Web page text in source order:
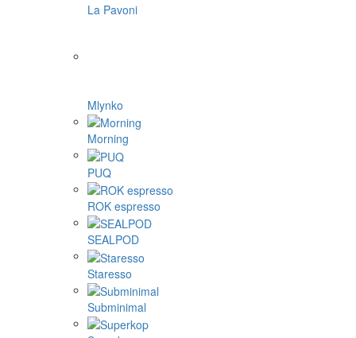
La Pavoni
Mlynko
Morning
PUQ
ROK espresso
SEALPOD
Staresso
Subminimal